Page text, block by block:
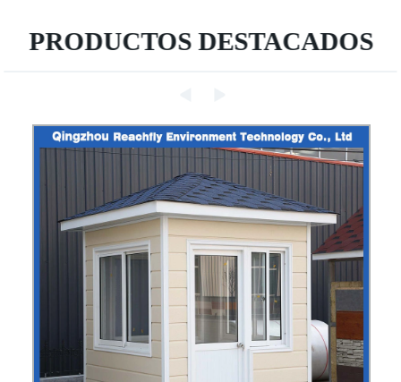
PRODUCTOS DESTACADOS